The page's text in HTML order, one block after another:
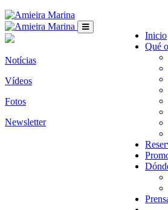
Inicio
Qué
Notícias
Vídeos
Fotos
Newsletter